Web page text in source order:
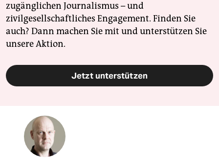
zugänglichen Journalismus – und
zivilgesellschaftliches Engagement. Finden Sie
auch? Dann machen Sie mit und unterstützen Sie
unsere Aktion.
Jetzt unterstützen